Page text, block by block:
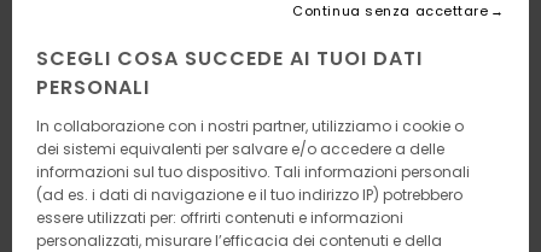
SCEGLI COSA SUCCEDE AI TUOI DATI
PERSONALI
In collaborazione con i nostri partner, utilizziamo i cookie o
dei sistemi equivalenti per salvare e/o accedere a delle
informazioni sul tuo dispositivo. Tali informazioni personali
(ad es. i dati di navigazione e il tuo indirizzo IP) potrebbero
essere utilizzati per: offrirti contenuti e informazioni
personalizzati, misurare l’efficacia dei contenuti e della
Continua senza accettare